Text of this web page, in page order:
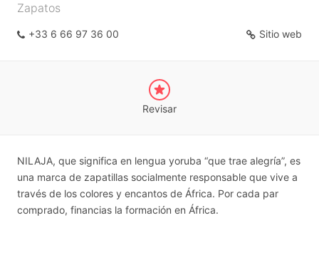
Zapatos
+33 6 66 97 36 00 Sitio web
Revisar
NILAJA, que significa en lengua yoruba “que trae alegría”, es
una marca de zapatillas socialmente responsable que vive a
través de los colores y encantos de África. Por cada par
comprado, financias la formación en África.